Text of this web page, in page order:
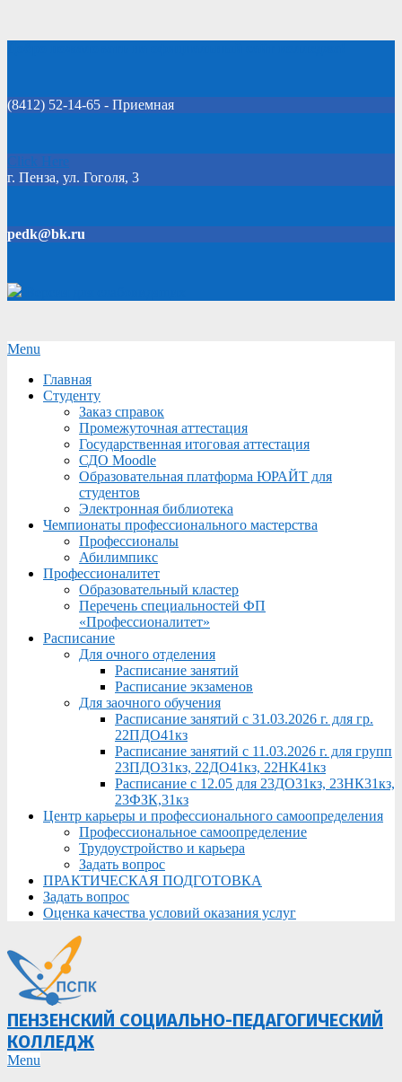
(8412) 52-14-65 - Приемная
Click Here
г. Пенза, ул. Гоголя, 3
pedk@bk.ru
Secondary
Menu
Menu
Главная
Студенту
Заказ справок
Промежуточная аттестация
Государственная итоговая аттестация
СДО Moodle
Образовательная платформа ЮРАЙТ для
студентов
Электронная библиотека
Чемпионаты профессионального мастерства
Профессионалы
Абилимпикс
Профессионалитет
Образовательный кластер
Перечень специальностей ФП
«Профессионалитет»
Расписание
Для очного отделения
Расписание занятий
Расписание экзаменов
Для заочного обучения
Расписание занятий с 31.03.2026 г. для гр.
22ПДО41кз
Расписание занятий с 11.03.2026 г. для групп
23ПДО31кз, 22ДО41кз, 22НК41кз
Расписание с 12.05 для 23ДО31кз, 23НК31кз,
23ФЗК,31кз
Центр карьеры и профессионального самоопределения
Профессиональное самоопределение
Трудоустройство и карьера
Задать вопрос
ПРАКТИЧЕСКАЯ ПОДГОТОВКА
Задать вопрос
Оценка качества условий оказания услуг
ПЕНЗЕНСКИЙ СОЦИАЛЬНО-ПЕДАГОГИЧЕСКИЙ
КОЛЛЕДЖ
Primary
Menu